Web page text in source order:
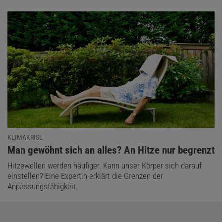
KLIMAKRISE
:
Man gewöhnt sich an alles? An Hitze nur begrenzt
Hitzewellen werden häufiger. Kann unser Körper sich darauf
einstellen? Eine Expertin erklärt die Grenzen der
Anpassungsfähigkeit.